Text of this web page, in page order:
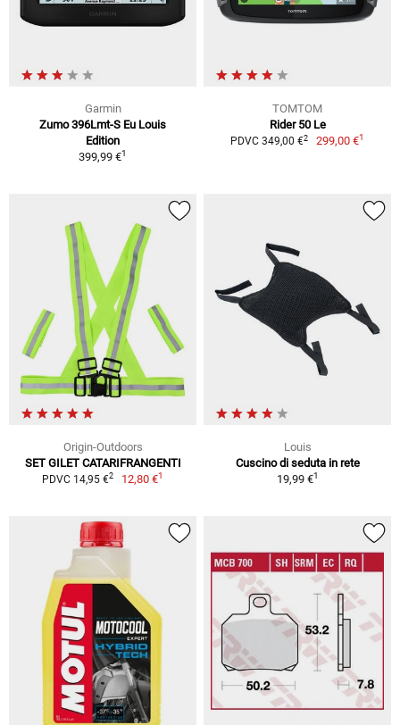
Garmin
Zumo 396Lmt-S Eu Louis
Edition
399,99 €1
TOMTOM
Rider 50 Le
PDVC 349,00 €2 299,00 €1
Origin-Outdoors
SET GILET CATARIFRANGENTI
PDVC 14,95 €2 12,80 €1
Louis
Cuscino di seduta in rete
19,99 €1